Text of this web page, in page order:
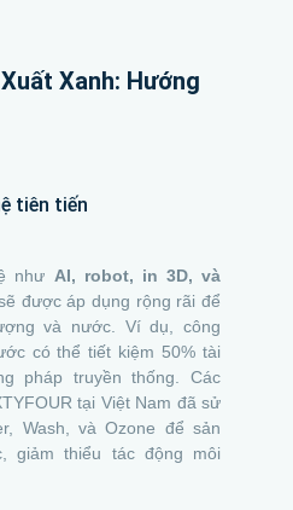
Xanh: Hướng
tiên tiến
như AI, robot, in 3D, và
được áp dụng rộng rãi để
và nước. Ví dụ, công
có thể tiết kiệm 50% tài
pháp truyền thống. Các
tại Việt Nam đã sử
Wash, và Ozone để sản
giảm thiểu tác động môi